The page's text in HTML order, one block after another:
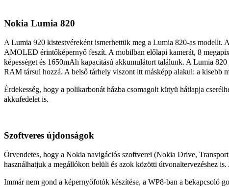
Nokia Lumia 820
A Lumia 920 kistestvéreként ismerhettük meg a Lumia 820-as
AMOLED érintőképernyő feszít. A mobilban előlapi kamerát, 8
képességet és 1650mAh kapacitású akkumulátort találunk. A Lumia
RAM társul hozzá. A belső tárhely viszont itt másképp alakul: a kisebb
Érdekesség, hogy a polikarbonát házba csomagolt kütyü hátlapja
akkufedelet is.
Szoftveres újdonságok
Örvendetes, hogy a Nokia navigációs szoftverei (Nokia Drive,
használhatjuk a megállókon belüli és azok közötti útvonaltervezéshez
Immár nem gond a képernyőfotók készítése, a WP8-ban a bekapcsoló